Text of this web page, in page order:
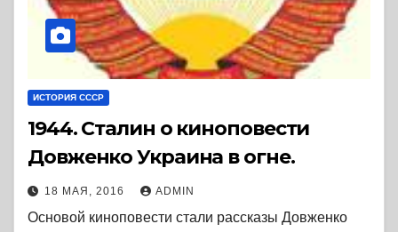
ИСТОРИЯ СССР
1944. Сталин о киноповести
Довженко Украина в огне.
18 МАЯ, 2016 ADMIN
Основой киноповести стали рассказы Довженко